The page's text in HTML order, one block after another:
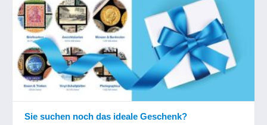
Sie suchen noch das ideale Geschenk?